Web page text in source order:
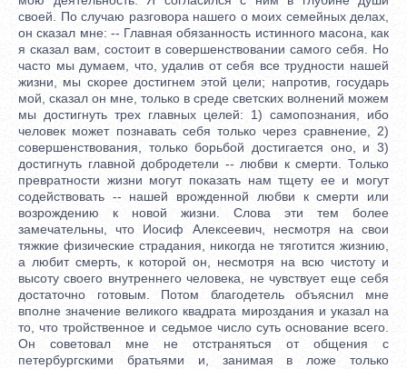
своей. По случаю разговора нашего о моих семейных делах,
он сказал мне: -- Главная обязанность истинного масона, как
я сказал вам, состоит в совершенствовании самого себя. Но
часто мы думаем, что, удалив от себя все трудности нашей
жизни, мы скорее достигнем этой цели; напротив, государь
мой, сказал он мне, только в среде светских волнений можем
мы достигнуть трех главных целей: 1) самопознания, ибо
человек может познавать себя только через сравнение, 2)
совершенствования, только борьбой достигается оно, и 3)
достигнуть главной добродетели -- любви к смерти. Только
превратности жизни могут показать нам тщету ее и могут
содействовать -- нашей врожденной любви к смерти или
возрождению к новой жизни. Слова эти тем более
замечательны, что Иосиф Алексеевич, несмотря на свои
тяжкие физические страдания, никогда не тяготится жизнию,
а любит смерть, к которой он, несмотря на всю чистоту и
высоту своего внутреннего человека, не чувствует еще себя
достаточно готовым. Потом благодетель объяснил мне
вполне значение великого квадрата мироздания и указал на
то, что тройственное и седьмое число суть основание всего.
Он советовал мне не отстраняться от общения с
петербургскими братьями и, занимая в ложе только